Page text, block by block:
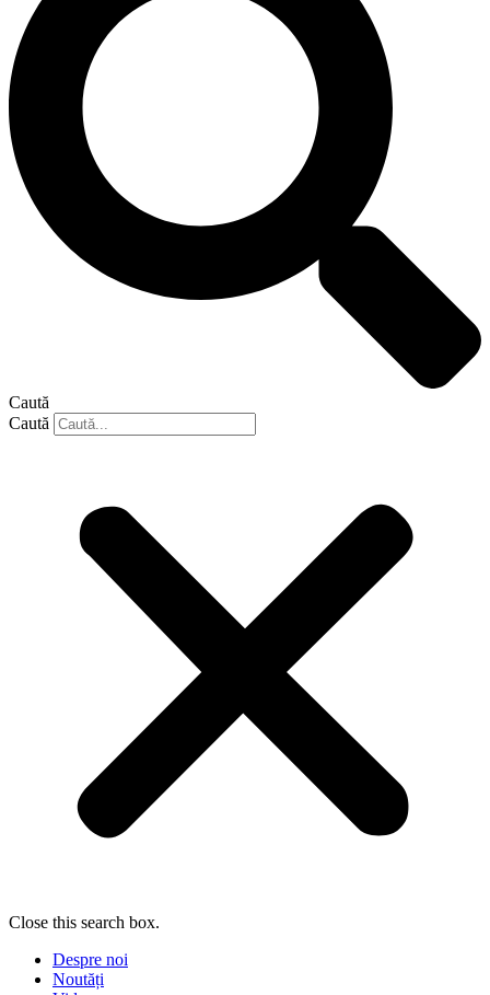
Caută
Caută
Close this search box.
Despre noi
Noutăți